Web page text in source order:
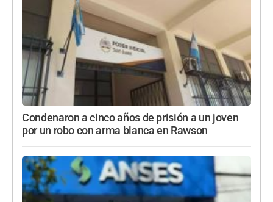
Condenaron a cinco años de prisión a un joven
por un robo con arma blanca en Rawson